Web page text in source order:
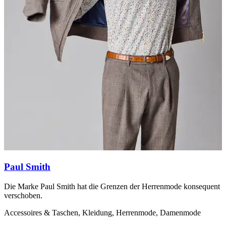
Paul Smith
Die Marke Paul Smith hat die Grenzen der Herrenmode konsequent
verschoben.
Accessoires & Taschen, Kleidung, Herrenmode, Damenmode